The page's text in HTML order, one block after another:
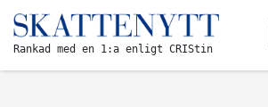
Rankad med en 1:a enligt CRIStin